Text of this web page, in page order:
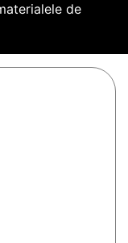
de